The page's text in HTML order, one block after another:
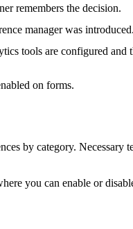
remembers the decision.
manager was introduced.
tools are configured and
on forms.
by category. Necessary
you can enable or